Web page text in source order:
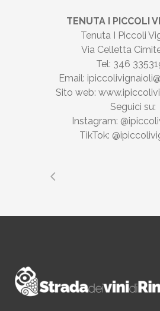
TENUTA I PICCOLI
Tenuta I Piccoli
Via Celletta
Tel: 346
Email:
Sito web:
Seguici su:
Instagram:
TikTok: